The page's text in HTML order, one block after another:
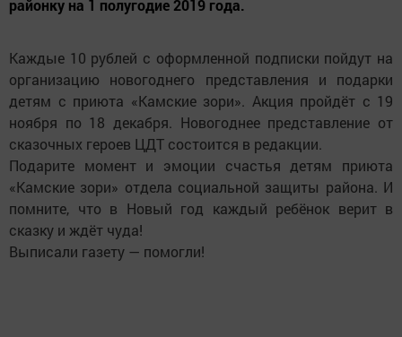
районку на 1 полугодие 2019 года.
Каждые 10 рублей с оформленной подписки пойдут на
организацию новогоднего представления и подарки
детям с приюта «Камские зори». Акция пройдёт с 19
ноября по 18 декабря. Новогоднее представление от
сказочных героев ЦДТ состоится в редакции.
Подарите момент и эмоции счастья детям приюта
«Камские зори» отдела социальной защиты района. И
помните, что в Новый год каждый ребёнок верит в
сказку и ждёт чуда!
Выписали газету — помогли!